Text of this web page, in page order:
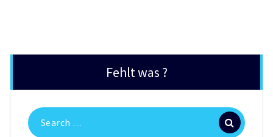
Fehlt was ?
Search
for: